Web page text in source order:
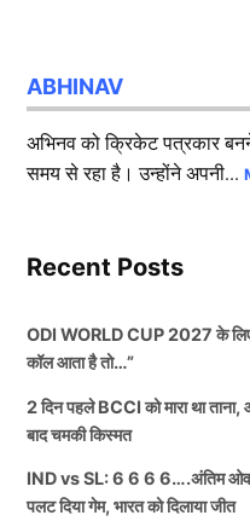
ABHINAV
अभिनव को क्रिकेट पत्रकार
समय से रहा है। उन्होंने अपनी...
Recent Posts
ODI WORLD CUP 2027 के लिए
कॉल आता है तो…”
2 दिन पहले BCCI को मारा था
बाद चमकी किस्मत
IND vs SL: 6 6 6 6….अंतिम ओवर में
पलट दिया गेम, भारत को दिलाया जीत